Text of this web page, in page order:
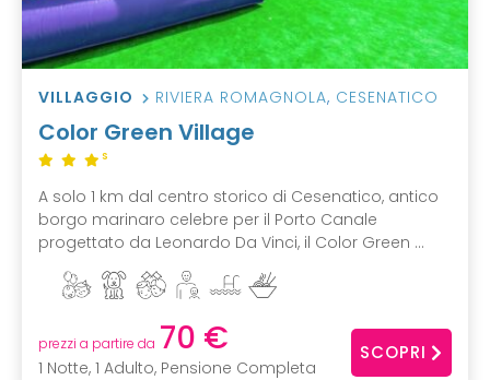
VILLAGGIO RIVIERA ROMAGNOLA, CESENATICO
Color Green Village
S
A solo 1 km dal centro storico di Cesenatico, antico
borgo marinaro celebre per il Porto Canale
progettato da Leonardo Da Vinci, il Color Green ...
prezzi a partire da 70 €
1 Notte, 1 Adulto, Pensione Completa
SCOPRI